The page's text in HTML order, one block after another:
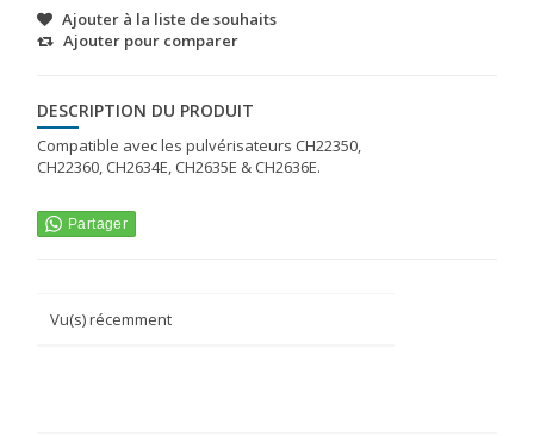
Ajouter à la liste de souhaits
Ajouter pour comparer
DESCRIPTION DU PRODUIT
Compatible avec les pulvérisateurs CH22350,
CH22360, CH2634E, CH2635E & CH2636E.
Vu(s) récemment